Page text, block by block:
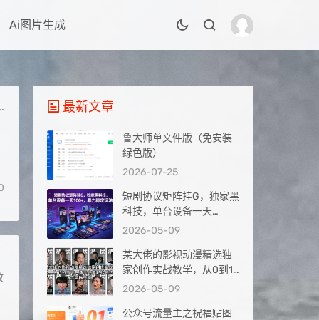
Ai图片生成
最新文章
鲁大师单文件版（免安装
绿色版）
2026-07-25
短剧协议矩阵挂G，独家黑
科技，单台设备一天
100+，暴力稳定玩法【揭
2026-05-09
某大佬的影视动漫精选独
家创作实战教学，从0到1
落地，新手也能轻松签约
2026-05-09
公众号流量主之祝福贴图